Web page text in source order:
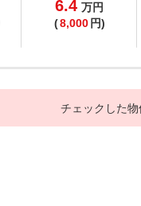
6.4 万円
(8,000 円)
チェックした物